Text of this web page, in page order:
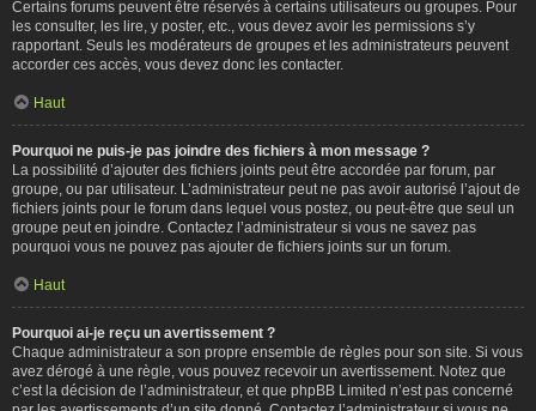
Certains forums peuvent être réservés à certains utilisateurs ou groupes. Pour
les consulter, les lire, y poster, etc., vous devez avoir les permissions s’y
rapportant. Seuls les modérateurs de groupes et les administrateurs peuvent
accorder ces accès, vous devez donc les contacter.
Haut
Pourquoi ne puis-je pas joindre des fichiers à mon message ?
La possibilité d’ajouter des fichiers joints peut être accordée par forum, par
groupe, ou par utilisateur. L’administrateur peut ne pas avoir autorisé l’ajout de
fichiers joints pour le forum dans lequel vous postez, ou peut-être que seul un
groupe peut en joindre. Contactez l’administrateur si vous ne savez pas
pourquoi vous ne pouvez pas ajouter de fichiers joints sur un forum.
Haut
Pourquoi ai-je reçu un avertissement ?
Chaque administrateur a son propre ensemble de règles pour son site. Si vous
avez dérogé à une règle, vous pouvez recevoir un avertissement. Notez que
c’est la décision de l’administrateur, et que phpBB Limited n’est pas concerné